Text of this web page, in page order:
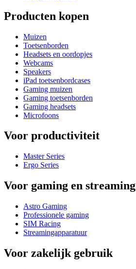
Producten kopen
Muizen
Toetsenborden
Headsets en oordopjes
Webcams
Speakers
iPad toetsenbordcases
Gaming muizen
Gaming toetsenborden
Gaming headsets
Microfoons
Voor productiviteit
Master Series
Ergo Series
Voor gaming en streaming
Astro Gaming
Professionele gaming
SIM Racing
Streamingapparatuur
Voor zakelijk gebruik